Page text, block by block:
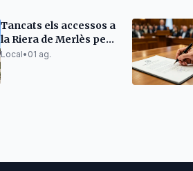
Tancats els accessos a
la Riera de Merlès pel
risc extrem d'incendi
Local• 01 ag.